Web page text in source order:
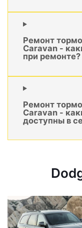
Ремонт
Caravan -
при ремонте?
Ремонт
Caravan -
доступны в